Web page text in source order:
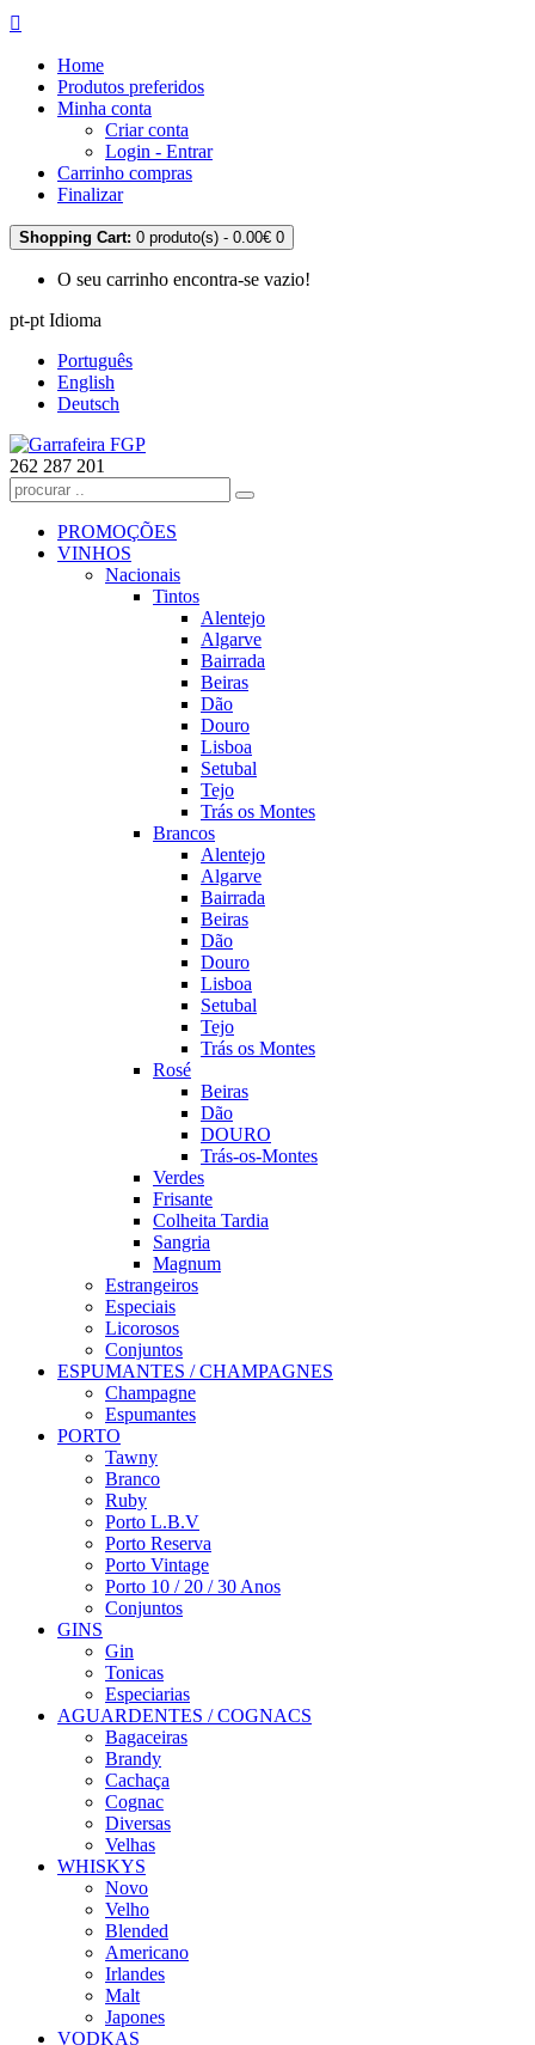
Home
Produtos preferidos
Minha conta
Criar conta
Login - Entrar
Carrinho compras
Finalizar
Shopping Cart: 0 produto(s) - 0.00€ 0
O seu carrinho encontra-se vazio!
pt-pt Idioma
Português
English
Deutsch
262 287 201
PROMOÇÕES
VINHOS
Nacionais
Tintos
Alentejo
Algarve
Bairrada
Beiras
Dão
Douro
Lisboa
Setubal
Tejo
Trás os Montes
Brancos
Alentejo
Algarve
Bairrada
Beiras
Dão
Douro
Lisboa
Setubal
Tejo
Trás os Montes
Rosé
Beiras
Dão
DOURO
Trás-os-Montes
Verdes
Frisante
Colheita Tardia
Sangria
Magnum
Estrangeiros
Especiais
Licorosos
Conjuntos
ESPUMANTES / CHAMPAGNES
Champagne
Espumantes
PORTO
Tawny
Branco
Ruby
Porto L.B.V
Porto Reserva
Porto Vintage
Porto 10 / 20 / 30 Anos
Conjuntos
GINS
Gin
Tonicas
Especiarias
AGUARDENTES / COGNACS
Bagaceiras
Brandy
Cachaça
Cognac
Diversas
Velhas
WHISKYS
Novo
Velho
Blended
Americano
Irlandes
Malt
Japones
VODKAS